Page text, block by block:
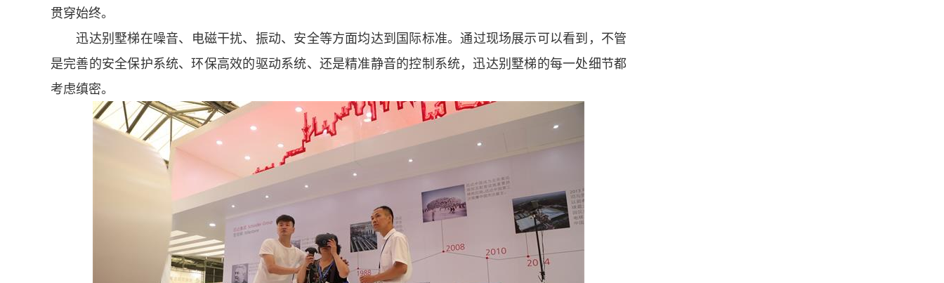
贯穿始终。
迅达别墅梯在噪音、电磁干扰、振动、安全等方面均达到国际标准。通过现场展示可以看到，不管
是完善的安全保护系统、环保高效的驱动系统、还是精准静音的控制系统，迅达别墅梯的每一处细节都
考虑缜密。